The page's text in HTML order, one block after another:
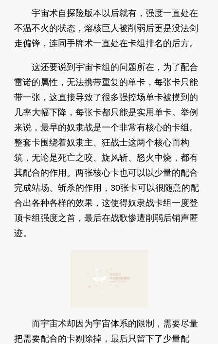
宇宙术自探险版本以后就有，强度一直处在
不温不火的状态，熔核巨人被削弱后更是没法剑
走偏锋，连同手牌术一直处在卡组排名的后方。
这还要说到宇宙卡组的问题所在，为了配合
雷诺的属性，无法携带重复的单卡，每张卡只能
带一张，这直接导致了很多强控场单卡被摸到的
几率大幅下降，每张卡都只能是实用单卡。举例
来说，最早的奴隶战是一个非常有核心的卡组。
整套卡围绕着奴隶主、狂战士这两个核心而构
筑，无论是死亡之咬、旋风斩、怒火中烧，都有
其配合的作用。两张核心卡也可以以少量的配合
完成站场、斩杀的作用，30张卡可以很随意的配
合出各种各样的效果，这使得奴隶战卡组一度登
顶卡组强度之首，最后在战歌惨遭削弱后销声匿
迹。
而宇宙术却因为宇宙体系的限制，需要尽量
把需要配合的卡剔除掉，最后只留下了少量配